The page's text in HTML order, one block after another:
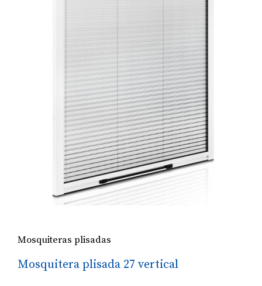
Mosquiteras plisadas
Mosquitera plisada 27 vertical